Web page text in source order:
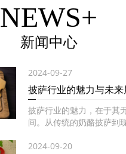
NEWS+
新闻中心
2024-09-27
披萨行业的魅力与未来
披萨行业的魅力，在于其
间。从传统的奶酪披萨到
2024-09-20